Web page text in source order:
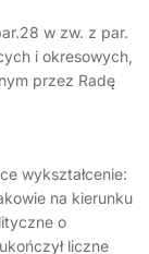
w zw. z par.
i okresowych,
przez Radę
wykształcenie:
na kierunku
o
liczne